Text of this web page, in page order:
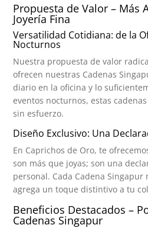
Propuesta de Valor – Más
Joyería Fina
Versatilidad Cotidiana: de la
Nocturnos
Nuestra propuesta de valor
ofrecen nuestras Cadenas
diario en la oficina y lo
eventos nocturnos, estas
sin esfuerzo.
Diseño Exclusivo: Una
En Caprichos de Oro, te
son más que joyas; son una
personal. Cada Cadena
agrega un toque distintivo a tu
Beneficios Destacados –
Cadenas Singapur